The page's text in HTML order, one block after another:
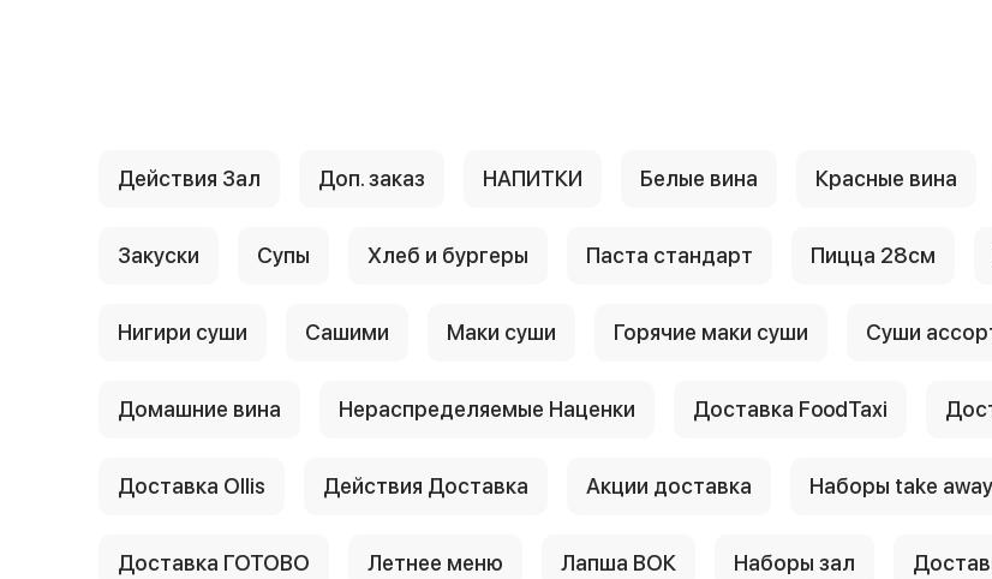
Действия Зал Доп. заказ НАПИТКИ Белые вина Красные вина
Закуски Супы Хлеб и бургеры Паста стандарт Пицца 28см
Нигири суши Сашими Маки суши Горячие маки суши Суши
Домашние вина Нераспределяемые Наценки Доставка FoodTaxi
Доставка Ollis Действия Доставка Акции доставка Наборы take away
Доставка ГОТОВО Летнее меню Лапша ВОК Наборы зал